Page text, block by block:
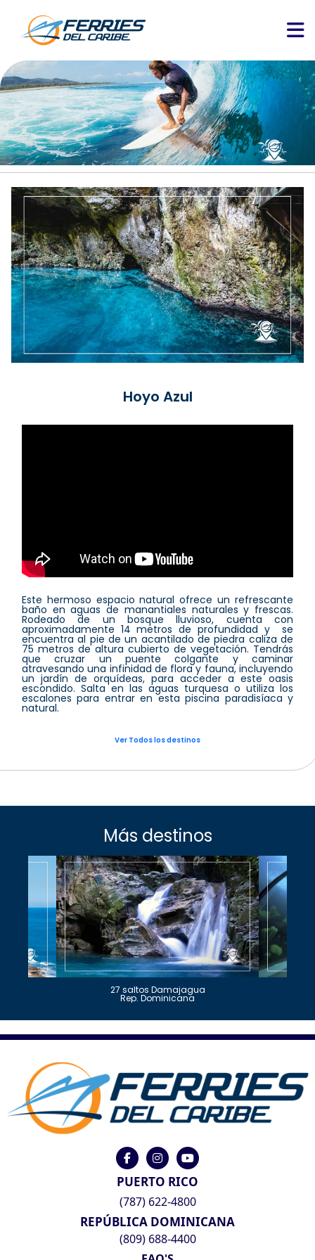
Hoyo Azul
Este hermoso espacio natural ofrece un refrescante
baño en aguas de manantiales naturales y frescas.
Rodeado de un bosque lluvioso, cuenta con
aproximadamente 14 metros de profundidad y se
encuentra al pie de un acantilado de piedra caliza de
75 metros de altura cubierto de vegetación. Tendrás
que cruzar un puente colgante y caminar
atravesando una infinidad de flora y fauna, incluyendo
un jardín de orquídeas, para acceder a este oasis
escondido. Salta en las aguas turquesa o utiliza los
escalones para entrar en esta piscina paradisíaca y
natural.
Ver Todos los destinos
Más destinos
27 saltos Damajagua
Rep. Dominicana
PUERTO RICO
(787) 622-4800
REPÚBLICA DOMINICANA
(809) 688-4400